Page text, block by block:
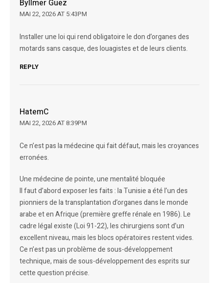
Byllmer Guez
MAI 22, 2026 AT 5:43PM
Installer une loi qui rend obligatoire le don d’organes des
motards sans casque, des louagistes et de leurs clients.
REPLY
HatemC
MAI 22, 2026 AT 8:39PM
Ce n’est pas la médecine qui fait défaut, mais les croyances
erronées.
Une médecine de pointe, une mentalité bloquée
Il faut d’abord exposer les faits : la Tunisie a été l’un des
pionniers de la transplantation d’organes dans le monde
arabe et en Afrique (première greffe rénale en 1986). Le
cadre légal existe (Loi 91-22), les chirurgiens sont d’un
excellent niveau, mais les blocs opératoires restent vides.
Ce n’est pas un problème de sous-développement
technique, mais de sous-développement des esprits sur
cette question précise.